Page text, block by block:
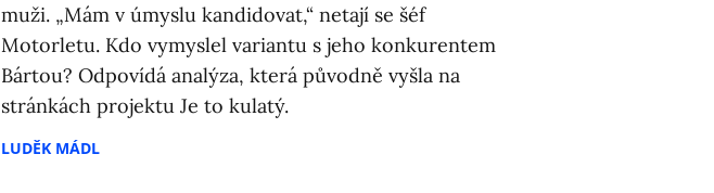
muži. „Mám v úmyslu kandidovat,“ netají se šéf
Motorletu. Kdo vymyslel variantu s jeho konkurentem
Bártou? Odpovídá analýza, která původně vyšla na
stránkách projektu Je to kulatý.
LUDĚK MÁDL